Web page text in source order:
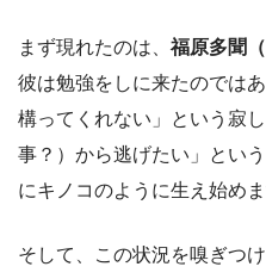
まず現れたのは、 福原多聞
彼は勉強をしに来たのでは
構ってくれない」という寂
事？）から逃げたい」とい
にキノコのように生え始めま
そして、この状況を嗅ぎつ